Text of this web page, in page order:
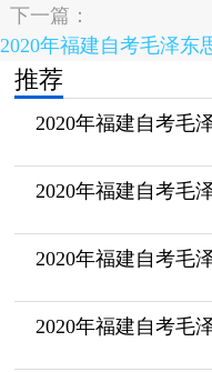
下一篇：
2020年福建自考毛泽东
推荐